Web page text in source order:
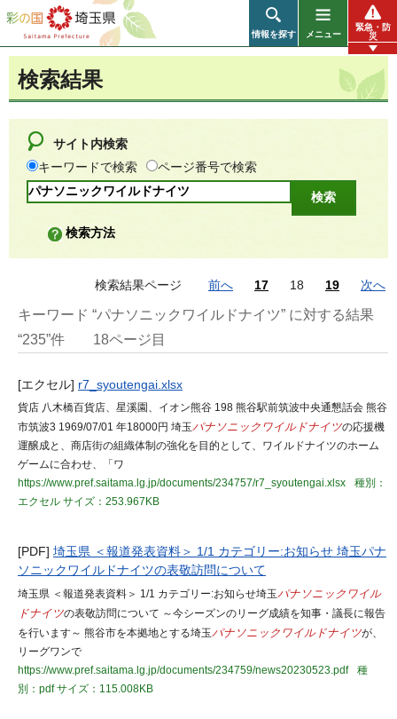
彩の国 埼玉県
情報を探す メニュー
緊急・防
災
検索結果
サイト内検索
キーワードで検索
ページ番号で検索
検索方法
検索結果ページ 前へ 17 18 19 次へ
キーワード “パナソニックワイルドナイツ” に対する結果
“235”件
18ページ目
[エクセル] r7_syoutengai.xlsx
貨店 八木橋百貨店、星溪園、イオン熊谷 198 熊谷駅前筑波中央通懇話会 熊谷
市筑波3 1969/07/01 年18000円 埼玉パナソニックワイルドナイツの応援機
運醸成と、商店街の組織体制の強化を目的として、ワイルドナイツのホーム
ゲームに合わせ、「ワ
https://www.pref.saitama.lg.jp/documents/234757/r7_syoutengai.xlsx
種別：
エクセル サイズ：253.967KB
[PDF] 埼玉県 ＜報道発表資料＞ 1/1 カテゴリー:お知らせ 埼玉パナ
ソニックワイルドナイツの表敬訪問について
埼玉県 ＜報道発表資料＞ 1/1 カテゴリー:お知らせ埼玉パナソニックワイル
ドナイツの表敬訪問について ～今シーズンのリーグ成績を知事・議長に報告
を行います～ 熊谷市を本拠地とする埼玉パナソニックワイルドナイツが、
リーグワンで
https://www.pref.saitama.lg.jp/documents/234759/news20230523.pdf
種
別：pdfサイズ：115.008KB